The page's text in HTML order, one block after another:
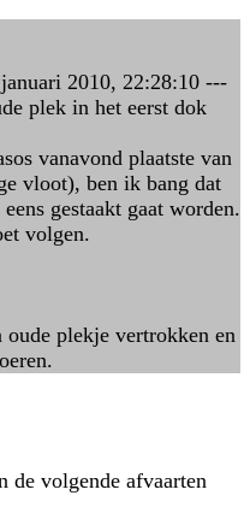
2010, 22:28:10 ---
plek in het eerst dok
vanavond plaatste van
vloot), ben ik bang dat
gestaakt gaat worden.
volgen.
plekje vertrokken en
de volgende afvaarten